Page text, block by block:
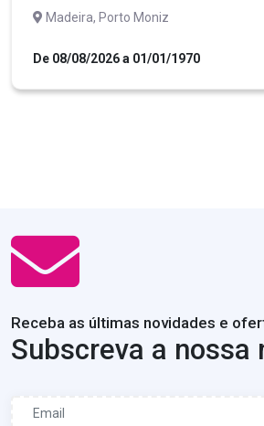
Madeira, Porto Moniz
De 08/08/2026 a 01/01/1970
Receba as últimas novidades e
Subscreva a nossa